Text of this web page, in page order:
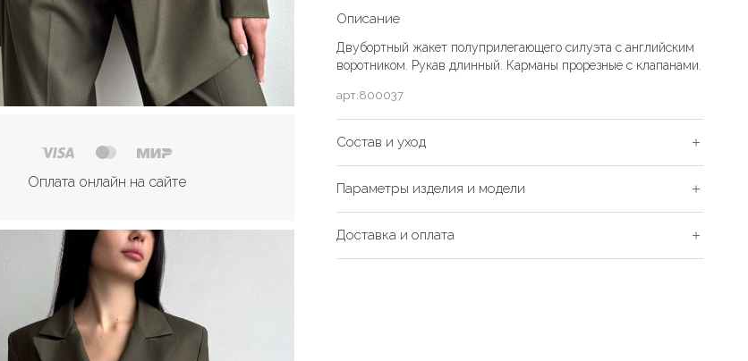
Оплата онлайн на сайте
Описание
Двубортный жакет полуприлегающего силуэта с английским
воротником. Рукав длинный. Карманы прорезные с клапанами.
арт.800037
Состав и уход
Параметры изделия и модели
Доставка и оплата